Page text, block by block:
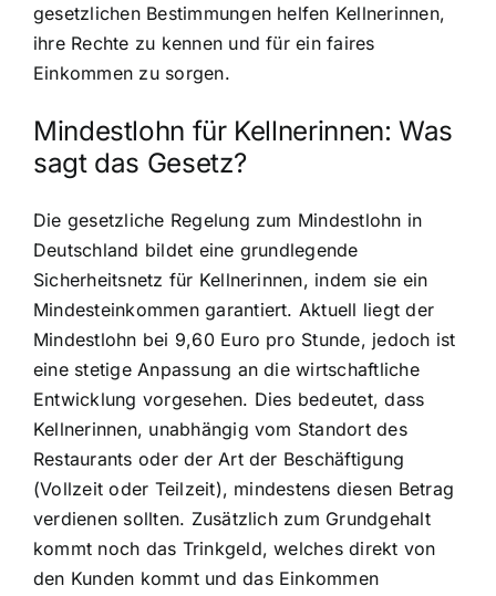
gesetzlichen Bestimmungen helfen Kellnerinnen,
ihre Rechte zu kennen und für ein faires
Einkommen zu sorgen.
Mindestlohn für Kellnerinnen: Was
sagt das Gesetz?
Die gesetzliche Regelung zum Mindestlohn in
Deutschland bildet eine grundlegende
Sicherheitsnetz für Kellnerinnen, indem sie ein
Mindesteinkommen garantiert. Aktuell liegt der
Mindestlohn bei 9,60 Euro pro Stunde, jedoch ist
eine stetige Anpassung an die wirtschaftliche
Entwicklung vorgesehen. Dies bedeutet, dass
Kellnerinnen, unabhängig vom Standort des
Restaurants oder der Art der Beschäftigung
(Vollzeit oder Teilzeit), mindestens diesen Betrag
verdienen sollten. Zusätzlich zum Grundgehalt
kommt noch das Trinkgeld, welches direkt von
den Kunden kommt und das Einkommen